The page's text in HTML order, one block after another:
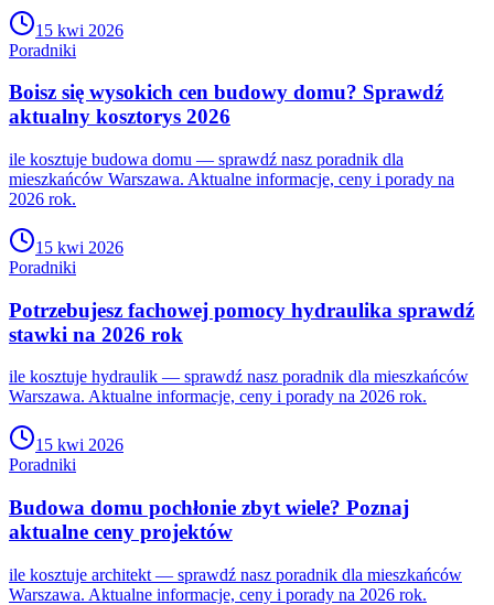
15 kwi 2026
Poradniki
Boisz się wysokich cen budowy domu? Sprawdź
aktualny kosztorys 2026
ile kosztuje budowa domu — sprawdź nasz poradnik dla
mieszkańców Warszawa. Aktualne informacje, ceny i porady na
2026 rok.
15 kwi 2026
Poradniki
Potrzebujesz fachowej pomocy hydraulika sprawdź
stawki na 2026 rok
ile kosztuje hydraulik — sprawdź nasz poradnik dla mieszkańców
Warszawa. Aktualne informacje, ceny i porady na 2026 rok.
15 kwi 2026
Poradniki
Budowa domu pochłonie zbyt wiele? Poznaj
aktualne ceny projektów
ile kosztuje architekt — sprawdź nasz poradnik dla mieszkańców
Warszawa. Aktualne informacje, ceny i porady na 2026 rok.